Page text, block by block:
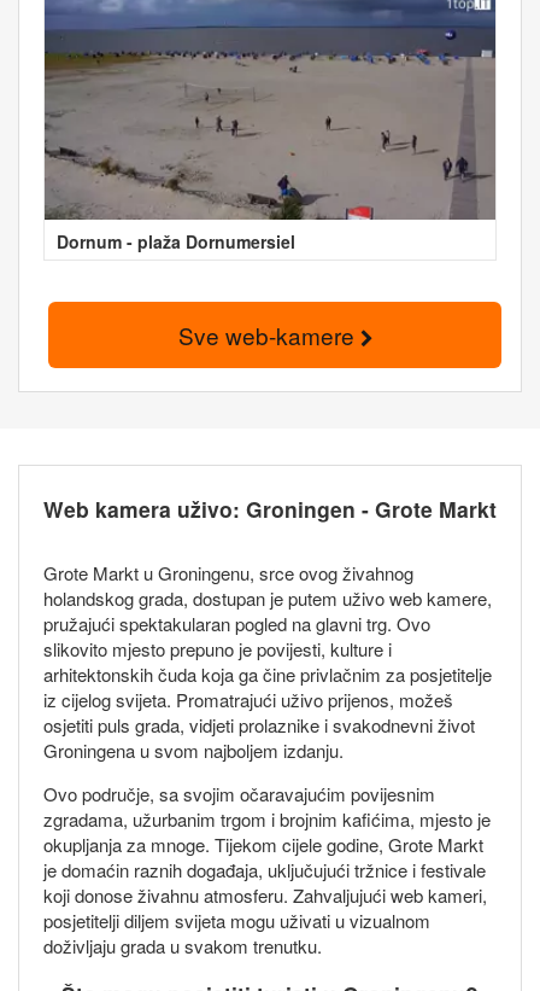
Dornum - plaža Dornumersiel
Sve web-kamere
Web kamera uživo: Groningen - Grote Markt
Grote Markt u Groningenu, srce ovog živahnog
holandskog grada, dostupan je putem uživo web kamere,
pružajući spektakularan pogled na glavni trg. Ovo
slikovito mjesto prepuno je povijesti, kulture i
arhitektonskih čuda koja ga čine privlačnim za posjetitelje
iz cijelog svijeta. Promatrajući uživo prijenos, možeš
osjetiti puls grada, vidjeti prolaznike i svakodnevni život
Groningena u svom najboljem izdanju.
Ovo područje, sa svojim očaravajućim povijesnim
zgradama, užurbanim trgom i brojnim kafićima, mjesto je
okupljanja za mnoge. Tijekom cijele godine, Grote Markt
je domaćin raznih događaja, uključujući tržnice i festivale
koji donose živahnu atmosferu. Zahvaljujući web kameri,
posjetitelji diljem svijeta mogu uživati u vizualnom
doživljaju grada u svakom trenutku.